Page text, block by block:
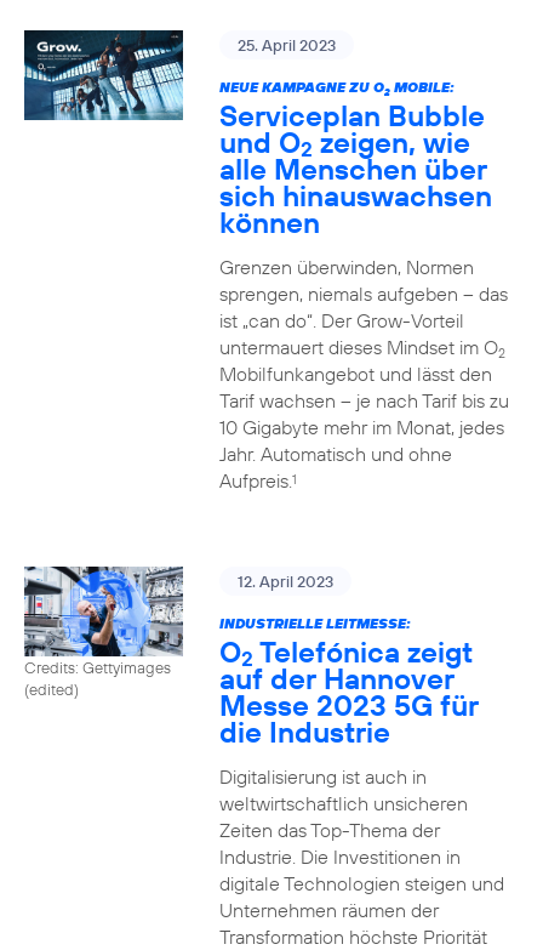
25. April 2023
NEUE KAMPAGNE ZU O2MOBILE:
Serviceplan Bubble
und O2 zeigen, wie
alle Menschen über
sich hinauswachsen
können
Grenzen überwinden, Normen
sprengen, niemals aufgeben – das
ist „can do“. Der Grow-Vorteil
untermauert dieses Mindset im O2
Mobilfunkangebot und lässt den
Tarif wachsen – je nach Tarif bis zu
10 Gigabyte mehr im Monat, jedes
Jahr. Automatisch und ohne
Aufpreis.1
Credits: Gettyimages
(edited)
12. April 2023
INDUSTRIELLE LEITMESSE:
O2 Telefónica zeigt
auf der Hannover
Messe 2023 5G für
die Industrie
Digitalisierung ist auch in
weltwirtschaftlich unsicheren
Zeiten das Top-Thema der
Industrie. Die Investitionen in
digitale Technologien steigen und
Unternehmen räumen der
Transformation höchste Priorität